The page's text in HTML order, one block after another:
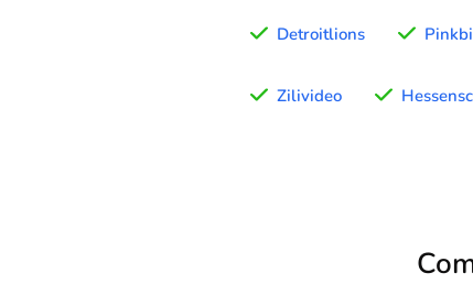
Detroitlions
Zilivideo